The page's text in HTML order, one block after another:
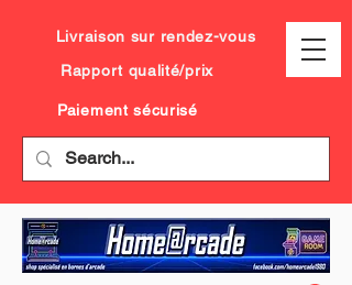
Livraison sur rendez-vous
Rapport qualité/prix
Paiement sécurisé